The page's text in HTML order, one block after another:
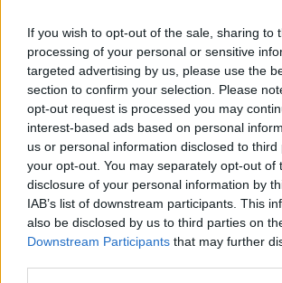
If you wish to opt-out of the sale, sharing to
processing of your personal or sensitive
targeted advertising by us, please use the
section to confirm your selection. Please
opt-out request is processed you may
interest-based ads based on personal
us or personal information disclosed to
your opt-out. You may separately opt-out of
disclosure of your personal information by
IAB’s list of downstream participants. This
also be disclosed by us to third parties on
Downstream Participants that may further
Украйна е получила близо
долара външно
последните 4 години
06.08.2026 / 09:00